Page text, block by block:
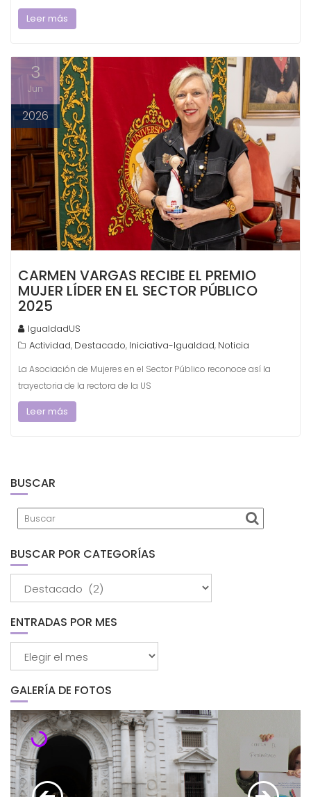
Leer más
3
Jun
2026
CARMEN VARGAS RECIBE EL PREMIO
MUJER LÍDER EN EL SECTOR PÚBLICO
2025
IgualdadUS
Actividad, Destacado, Iniciativa-Igualdad, Noticia
La Asociación de Mujeres en el Sector Público reconoce así la
trayectoria de la rectora de la US
Leer más
BUSCAR
BUSCAR POR CATEGORÍAS
ENTRADAS POR MES
GALERÍA DE FOTOS